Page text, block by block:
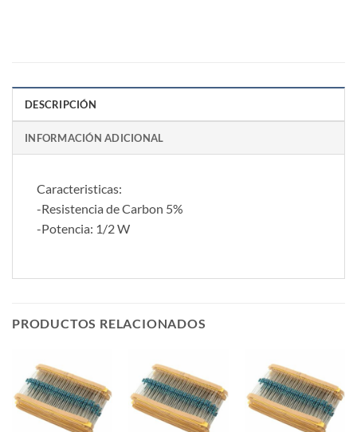
DESCRIPCIÓN
INFORMACIÓN ADICIONAL
Caracteristicas:
-Resistencia de Carbon 5%
-Potencia: 1/2 W
PRODUCTOS RELACIONADOS